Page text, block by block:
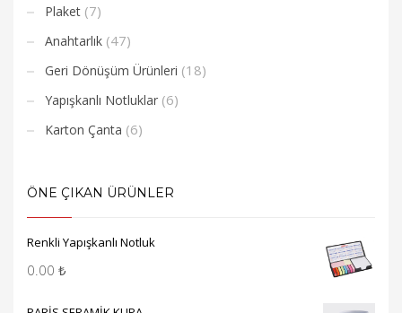
Plaket (7)
Anahtarlık (47)
Geri Dönüşüm Ürünleri (18)
Yapışkanlı Notluklar (6)
Karton Çanta (6)
ÖNE ÇIKAN ÜRÜNLER
Renkli Yapışkanlı Notluk
0.00 ₺